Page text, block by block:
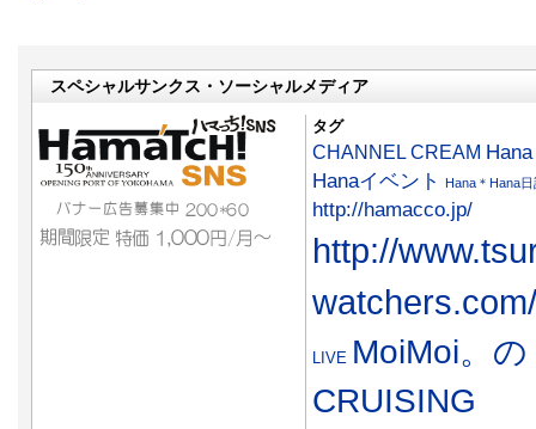
スペシャルサンクス・ソーシャルメディア
タグ
CHANNEL CREAM
Hanaイベント
Hana＊Hana日
http://hamacco.jp/
http://
watchers.com/
LIVE MoiMoi。の
CRUISING